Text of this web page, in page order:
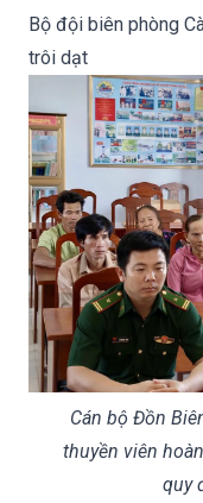
Bộ đội biên phòng
trôi dạt
Cán bộ Đồn
thuyền viên
quy